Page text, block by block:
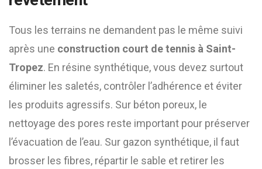
Tous les terrains ne demandent pas le même suivi
après une construction court de tennis à Saint-
Tropez. En résine synthétique, vous devez surtout
éliminer les saletés, contrôler l’adhérence et éviter
les produits agressifs. Sur béton poreux, le
nettoyage des pores reste important pour préserver
l’évacuation de l’eau. Sur gazon synthétique, il faut
brosser les fibres, répartir le sable et retirer les